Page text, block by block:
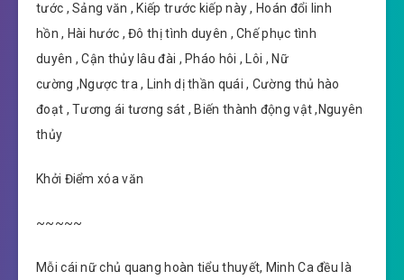
tước , Sảng văn , Kiếp trước kiếp này , Hoán đổi linh
hồn , Hài hước , Đô thị tình duyên , Chế phục tình
duyên , Cận thủy lâu đài , Pháo hôi , Lôi , Nữ
cường ,Ngược tra , Linh dị thần quái , Cường thủ hào
đoạt , Tương ái tương sát , Biến thành động vật ,Nguyên
thủy
Khởi Điểm xóa văn
~~~~~
Mỗi cái nữ chủ quang hoàn tiểu thuyết, Minh Ca đều là